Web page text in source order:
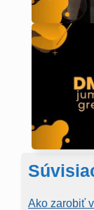
Ako zarobiť